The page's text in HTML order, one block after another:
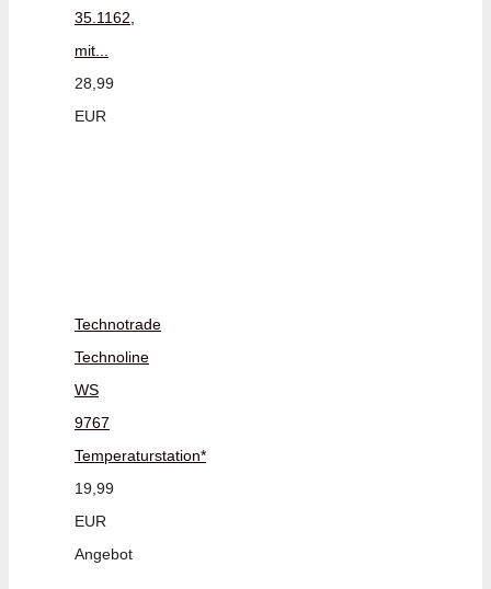
35.1162,
mit...
28,99
EUR
Technotrade
Technoline
WS
9767
Temperaturstation*
19,99
EUR
Angebot